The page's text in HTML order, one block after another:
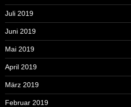
Juli 2019
Juni 2019
Mai 2019
April 2019
März 2019
Februar 2019